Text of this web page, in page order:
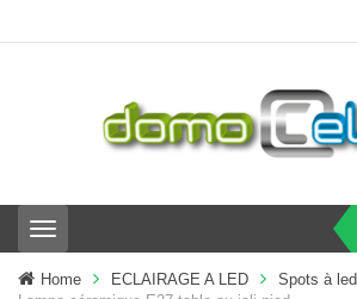
T
o
g
g
Home ECLAIRAGE A LED
Spots à led